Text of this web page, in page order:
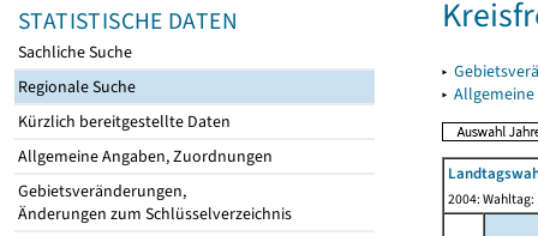
STATISTISCHE DATEN
Sachliche Suche
Regionale Suche
Kürzlich bereitgestellte Daten
Allgemeine Angaben, Zuordnungen
Gebietsveränderungen,
Änderungen zum Schlüsselverzeichnis
▸
▸
2004: Wahltag: